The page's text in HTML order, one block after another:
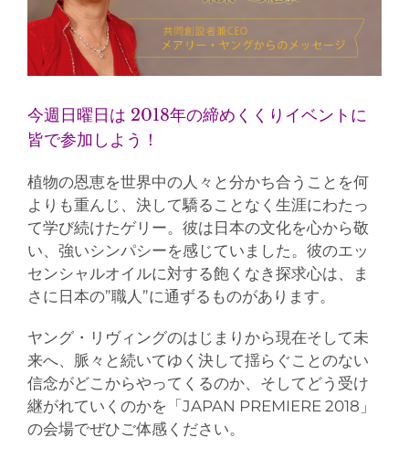
今週日曜日は 2018年の締めくくりイベントに
皆で参加しよう！
植物の恩恵を世界中の人々と分かち合うことを何
よりも重んじ、決して驕ることなく生涯にわたっ
て学び続けたゲリー。彼は日本の文化を心から敬
い、強いシンパシーを感じていました。彼のエッ
センシャルオイルに対する飽くなき探求心は、ま
さに日本の”職人”に通ずるものがあります。
ヤング・リヴィングのはじまりから現在そして未
来へ、脈々と続いてゆく決して揺らぐことのない
信念がどこからやってくるのか、そしてどう受け
継がれていくのかを「JAPAN PREMIERE 2018」
の会場でぜひご体感ください。